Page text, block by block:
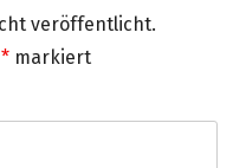
veröffentlicht.
* markiert